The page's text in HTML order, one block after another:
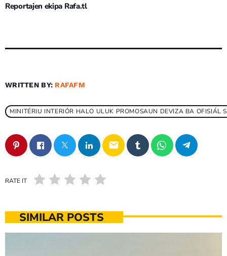
Reportajen ekipa Rafa.tl
WRITTEN BY: RAFAFM
MINITÉRIU INTERIÓR HALO ULUK PROMOSAUN DEVIZA BA OFISIÁL
email
RATE IT
SIMILAR POSTS